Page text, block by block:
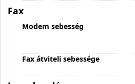
Fax
Modem sebesség
Fax átviteli sebessége